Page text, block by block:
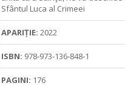
Sfântul Luca al Crimeei
APARIȚIE: 2022
ISBN: 978‑973‑136‑848‑1
PAGINI: 176